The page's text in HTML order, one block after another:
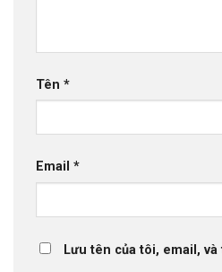
Tên *
Email *
Lưu tên của tôi, email,